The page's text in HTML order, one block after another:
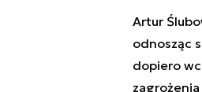
Artur
odnosząc
dopiero